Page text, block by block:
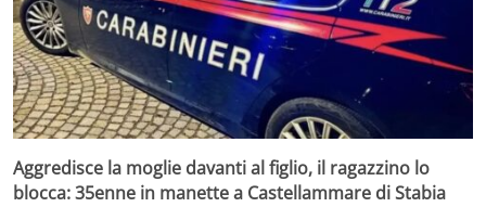
Aggredisce la moglie davanti al figlio, il ragazzino lo
blocca: 35enne in manette a Castellammare di Stabia